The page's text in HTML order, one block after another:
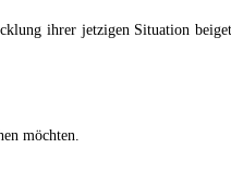
ihrer jetzigen Situation
möchten.